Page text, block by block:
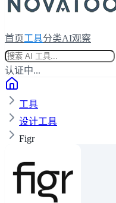
首页工具分类AI观察
认证中...
工具
设计工具
Figr